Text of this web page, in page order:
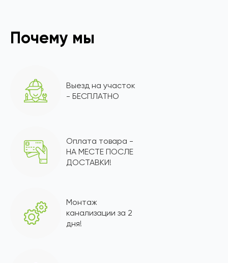
Почему мы
Выезд на участок
- БЕСПЛАТНО
Оплата товара -
НА МЕСТЕ ПОСЛЕ
ДОСТАВКИ!
Монтаж
канализации за 2
дня!